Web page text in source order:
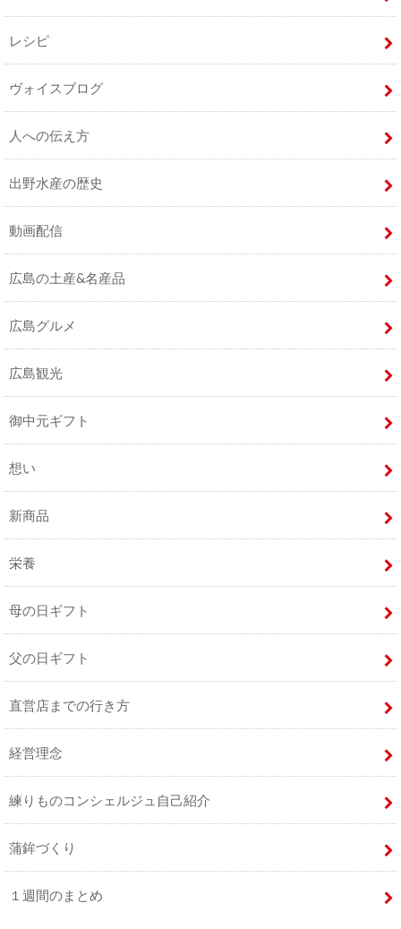
レシピ
ヴォイスブログ
人への伝え方
出野水産の歴史
動画配信
広島の土産&名産品
広島グルメ
広島観光
御中元ギフト
想い
新商品
栄養
母の日ギフト
父の日ギフト
直営店までの行き方
経営理念
練りものコンシェルジュ自己紹介
蒲鉾づくり
１週間のまとめ